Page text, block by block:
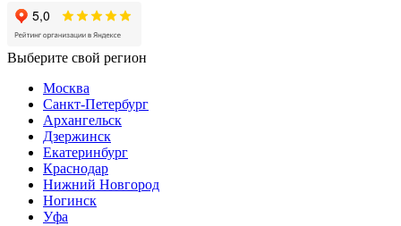
Выберите свой регион
Москва
Санкт-Петербург
Архангельск
Дзержинск
Екатеринбург
Краснодар
Нижний Новгород
Ногинск
Уфа